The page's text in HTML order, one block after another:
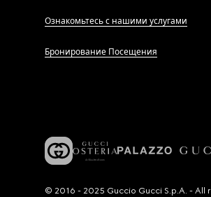
Ознакомьтесь с нашими услугами
Бронирование Посещения
© 2016 - 2025 Guccio Gucci S.p.A. -